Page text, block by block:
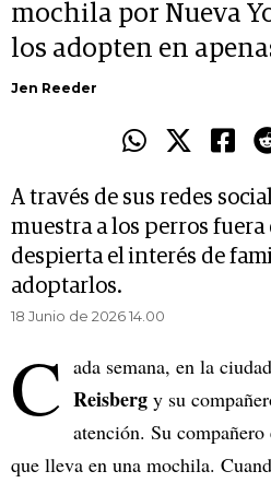
mochila por Nueva
los adopten en
Jen Reeder
A través de sus redes
muestra a los perros
despierta el interés de
adoptarlos.
18 Junio de 2026 14.00
C ada semana, en la
Reisberg y su
atención. Su
que lleva en una mochila.